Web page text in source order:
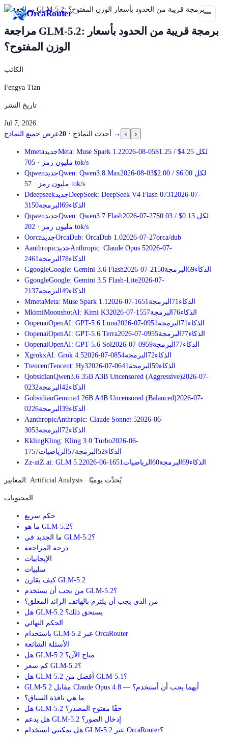
OrcaRouter
مراجعة GLM-5.2: برمجة قريبة من الحدود بأسعار
الوزن المفتوح؟
الكاتب
Fengya Tian
تاريخ النشر
Jul 7, 2026
أحدث النماذج ·
20عرض جميع النماذج → ‹ ›
MmetaجديدMeta: Muse Spark 1.22026-08-05$1.25 / $4.25 لكل
مليون رمز
·
705
tok/s
Qqwen جديدQwen: Qwen3.8 Max2026-08-03$2.00 / $6.00 لكل
مليون رمز
·
57
tok/s
DdeepseekجديدDeepSeek: DeepSeek V4 Flash 0731 2026-07-
31 50 الذكاء69 البرمجة
Qqwen جديدQwen: Qwen3.7 Flash2026-07-27$0.03 / $0.13 لكل
مليون رمز
·
202
tok/s
OorcaجديدOrcaDub: OrcaDub 1.02026-07-27orca/dub
AanthropicجديدAnthropic: Claude Opus 52026-07-
2461 الذكاء78 البرمجة
GgoogleGoogle: Gemini 3.6 Flash2026-07-21 50 الذكاء69 البرمجة
GgoogleGoogle: Gemini 3.5 Flash-Lite2026-07-
21 37 الذكاء49 البرمجة
MmetaMeta: Muse Spark 1.1 2026-07-1651 الذكاء 71 البرمجة
MkimiMoonshotAI: Kimi K32026-07-1557 الذكاء76 البرمجة
OopenaiOpenAI: GPT-5.6 Luna2026-07-0951 الذكاء 71 البرمجة
OopenaiOpenAI: GPT-5.6 Terra2026-07-0955 الذكاء77 البرمجة
OopenaiOpenAI: GPT-5.6 Sol 2026-07-0959 الذكاء77 البرمجة
XgrokxAI: Grok 4.52026-07-0854 الذكاء72 البرمجة
TtencentTencent: Hy32026-07-0641 الذكاء59 البرمجة
QobsidianQwen3.6 35B A3B Uncensored (Aggressive)2026-07-
0232 الذكاء42 البرمجة
GobsidianGemma4 26B A4B Uncensored (Balanced)2026-07-
0226 الذكاء39 البرمجة
AanthropicAnthropic: Claude Sonnet 52026-06-
3053 الذكاء72 البرمجة
KklingKling: Kling 3.0 Turbo2026-06-
1757 الذكاء52 البرمجة57 الرياضيات
Zz-aiZ.ai: GLM 5.22026-06-1651 الذكاء69 البرمجة60 الرياضيات
المعايير: Artificial Analysis · يُحدَّث يوميًا
المحتويات
حكم سريع
ما هو GLM-5.2؟
ما الجديد في GLM-5.2؟
درجة المراجعة
الإيجابيات
سلبيات
كيف يقارن GLM-5.2
من يجب أن يستخدم GLM-5.2؟
من الذي يجب أن يلتزم بالهاتف الرائد المغلق؟
هل GLM-5.2 يستحق ذلك؟
الحكم النهائي
باستخدام GLM-5.2 عبر OrcaRouter
الأسئلة الشائعة
هل GLM-5.2 متاح الآن؟
كم سعر GLM-5.2؟
هل GLM-5.2 أفضل من GLM-5.1؟
GLM-5.2 مقابل Claude Opus 4.8 — أيهما يجب أن أستخدم؟
ما هي نافذة السياق؟
هل GLM-5.2 حقًا مفتوح المصدر؟
هل يدعم GLM-5.2 إدخال الصور؟
هل يمكنني استخدام GLM-5.2 عبر OrcaRouter؟